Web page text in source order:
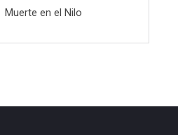
Muerte en el Nilo